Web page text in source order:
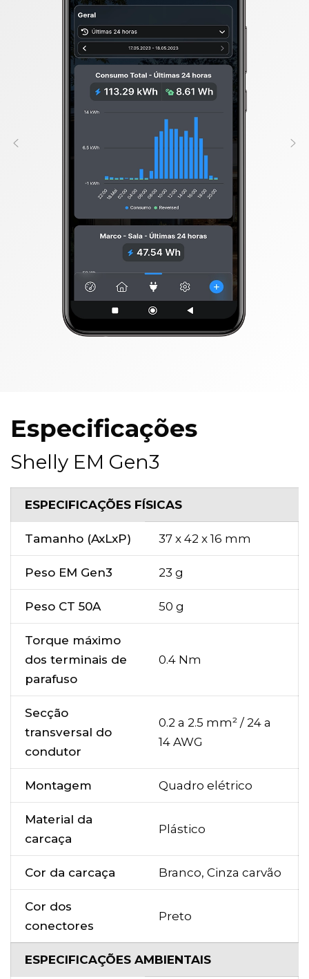
Especificações
Shelly EM Gen3
ESPECIFICAÇÕES FÍSICAS
Tamanho (AxLxP) 37 x 42 x 16 mm
Peso EM Gen3 23 g
Peso CT 50A 50 g
Torque máximo
dos terminais de
parafuso
0.4 Nm
Secção
transversal do
condutor
0.2 a 2.5 mm² / 24 a
14 AWG
Montagem Quadro elétrico
Material da
carcaça
Plástico
Cor da carcaça Branco, Cinza carvão
Cor dos
conectores
Preto
ESPECIFICAÇÕES AMBIENTAIS